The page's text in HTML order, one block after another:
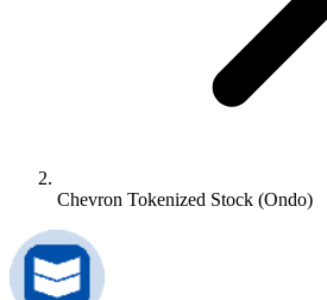
Chevron Tokenized Stock (Ondo)